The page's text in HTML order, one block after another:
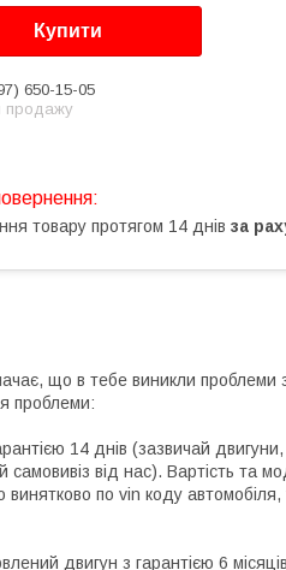
Купити
650-15-05
продажу
товару протягом 14 днів за
що в тебе виникли проблеми
проблеми:
14 днів (зазвичай
від нас). Вартість та
по vin коду
двигун з гарантією 6